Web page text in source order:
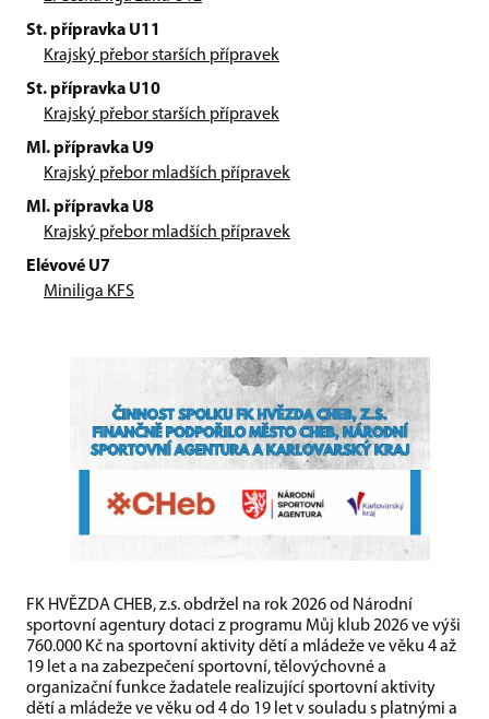
St. přípravka U11
Krajský přebor starších přípravek
St. přípravka U10
Krajský přebor starších přípravek
Ml. přípravka U9
Krajský přebor mladších přípravek
Ml. přípravka U8
Krajský přebor mladších přípravek
Elévové U7
Miniliga KFS
FK HVĚZDA CHEB, z.s. obdržel na rok 2026 od Národní
sportovní agentury dotaci z programu Můj klub 2026 ve výši
760.000 Kč na sportovní aktivity dětí a mládeže ve věku 4 až
19 let a na zabezpečení sportovní, tělovýchovné a
organizační funkce žadatele realizující sportovní aktivity
dětí a mládeže ve věku od 4 do 19 let v souladu s platnými a